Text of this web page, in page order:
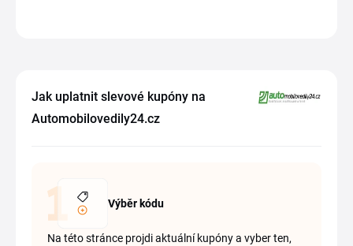
Jak uplatnit slevové kupóny na
Automobilovedily24.cz
Výběr kódu
Na této stránce projdi aktuální kupóny a vyber ten,